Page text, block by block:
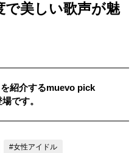
性SSW
美しい歌声が魅
を紹介するmuevo pick
です。
#女性アイドル